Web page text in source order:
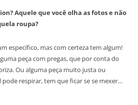
Aquele que você olha as fotos e não
roupa?
específico, mas com certeza tem algum!
peça com pregas, que por conta do
Ou alguma peça muito justa ou
respirar, tem que ficar se se mexer…